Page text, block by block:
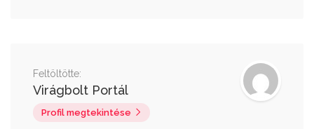
Feltöltötte:
Virágbolt Portál
Profil megtekintése